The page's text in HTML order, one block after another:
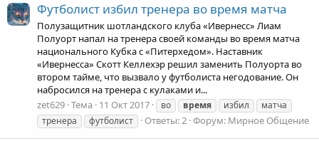
Футболист избил тренера во время матча
Полузащитник шотландского клуба «Ивернесс» Лиам
Полуорт напал на тренера своей команды во время матча
национального Кубка с «Питерхедом». Наставник
«Ивернесса» Скотт Келлехэр решил заменить Полуорта во
втором тайме, что вызвало у футболиста негодование. Он
набросился на тренера с кулаками и...
zet629 Тема 11 Окт 2017 во время избил
матча
тренера
футболист Ответы: 2 Форум: Мирное Общение